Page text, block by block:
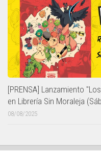
[PRENSA] Lanzamiento
en Librería Sin Moraleja
08/08/2025